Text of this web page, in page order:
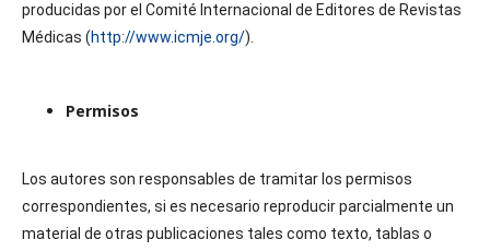
producidas por el Comité Internacional de Editores de Revistas
Médicas (http://www.icmje.org/).
Permisos
Los autores son responsables de tramitar los permisos
correspondientes, si es necesario reproducir parcialmente un
material de otras publicaciones tales como texto, tablas o